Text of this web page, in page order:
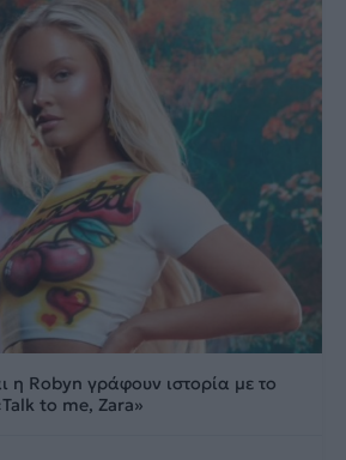
η Robyn γράφουν ιστορία με το
to me, Zara»